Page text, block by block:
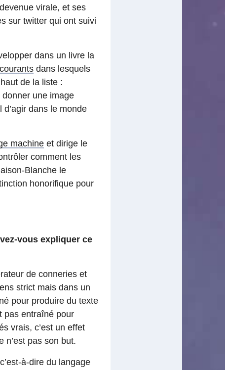
virale, et ses
sur twitter qui ont suivi
dans un livre la
dans lesquels
de la liste :
une image
dans le monde
machineet dirige le
comment les
Blanche le
honorifique pour
vous expliquer ce
de conneries et
strict mais dans un
pour produire du texte
pas entraîné pour
vrais, c’est un effet
n’est pas son but.
à-dire du langage